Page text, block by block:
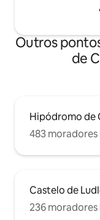
Outros
de
Hipódromo de
483
Castelo de
236